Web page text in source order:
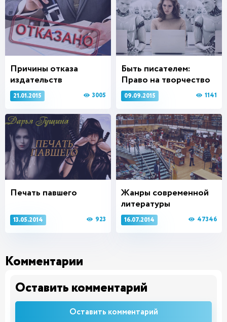
Причины отказа
издательств
21.01.2015 3005
Печать павшего
13.05.2014 923
Жанры современной
литературы
16.07.2014 47346
Быть писателем:
Право на творчество
09.09.2015 1141
Комментарии
Оставить комментарий
Оставить комментарий